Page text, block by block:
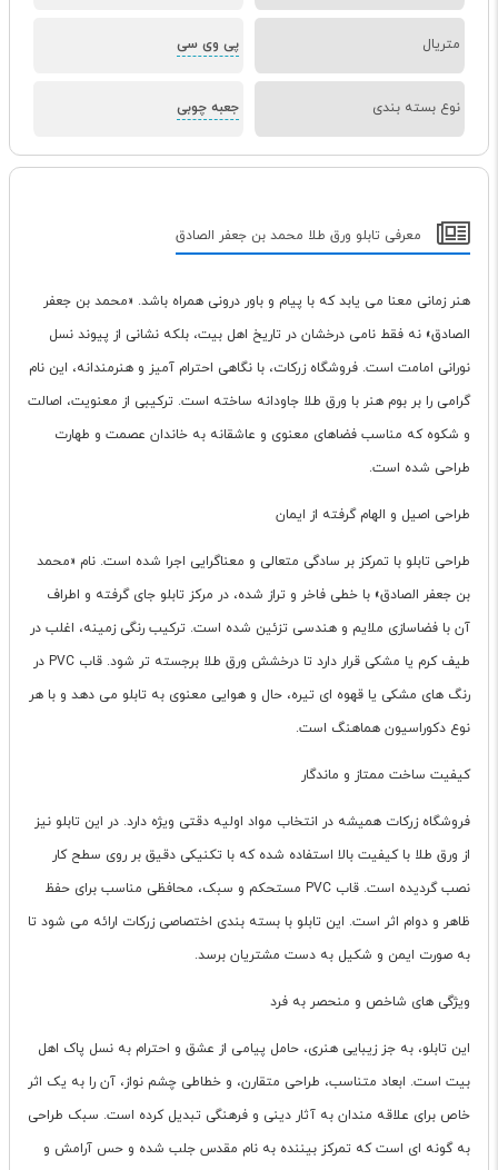
متریال پی وی سی
نوع بسته بندی جعبه چوبی
معرفی تابلو ورق طلا محمد بن جعفر الصادق
هنر زمانی معنا می یابد که با پیام و باور درونی همراه باشد. «محمد بن جعفر
الصادق» نه فقط نامی درخشان در تاریخ اهل بیت، بلکه نشانی از پیوند نسل
نورانی امامت است. فروشگاه زرکات، با نگاهی احترام آمیز و هنرمندانه، این نام
گرامی را بر بوم هنر با ورق طلا جاودانه ساخته است. ترکیبی از معنویت، اصالت
و شکوه که مناسب فضاهای معنوی و عاشقانه به خاندان عصمت و طهارت
طراحی شده است.
طراحی اصیل و الهام گرفته از ایمان
طراحی تابلو با تمرکز بر سادگی متعالی و معناگرایی اجرا شده است. نام «محمد
بن جعفر الصادق» با خطی فاخر و تراز شده، در مرکز تابلو جای گرفته و اطراف
آن با فضاسازی ملایم و هندسی تزئین شده است. ترکیب رنگی زمینه، اغلب در
طیف کرم یا مشکی قرار دارد تا درخشش ورق طلا برجسته تر شود. قاب PVC در
رنگ های مشکی یا قهوه ای تیره، حال و هوایی معنوی به تابلو می دهد و با هر
نوع دکوراسیون هماهنگ است.
کیفیت ساخت ممتاز و ماندگار
فروشگاه زرکات همیشه در انتخاب مواد اولیه دقتی ویژه دارد. در این تابلو نیز
از ورق طلا با کیفیت بالا استفاده شده که با تکنیکی دقیق بر روی سطح کار
نصب گردیده است. قاب PVC مستحکم و سبک، محافظی مناسب برای حفظ
ظاهر و دوام اثر است. این تابلو با بسته بندی اختصاصی زرکات ارائه می شود تا
به صورت ایمن و شکیل به دست مشتریان برسد.
ویژگی های شاخص و منحصر به فرد
این تابلو، به جز زیبایی هنری، حامل پیامی از عشق و احترام به نسل پاک اهل
بیت است. ابعاد متناسب، طراحی متقارن، و خطاطی چشم نواز، آن را به یک اثر
خاص برای علاقه مندان به آثار دینی و فرهنگی تبدیل کرده است. سبک طراحی
به گونه ای است که تمرکز بیننده به نام مقدس جلب شده و حس آرامش و